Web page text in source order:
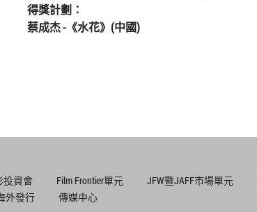
得獎計劃：
蔡成杰-《水花》(中國)
投資會 Film Frontier單元 JFW暨JAFF市場單元
外發行 傳媒中心